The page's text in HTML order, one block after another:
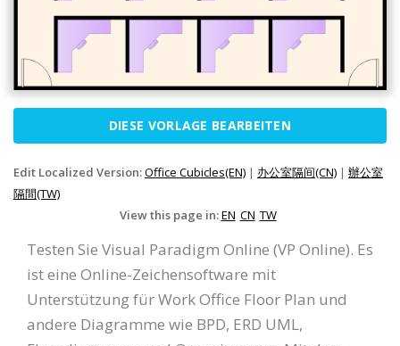
DIESE VORLAGE BEARBEITEN
Edit Localized Version:Office Cubicles(EN) | 办公室隔间(CN) | 辦公室
隔間(TW)
View this page in:EN CN TW
Testen Sie Visual Paradigm Online (VP Online). Es
ist eine Online-Zeichensoftware mit
Unterstützung für Work Office Floor Plan und
andere Diagramme wie BPD, ERD UML,